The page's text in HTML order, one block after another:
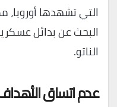
التي تشهدها
البحث عن بدائل
الناتو.
عدم اتساق